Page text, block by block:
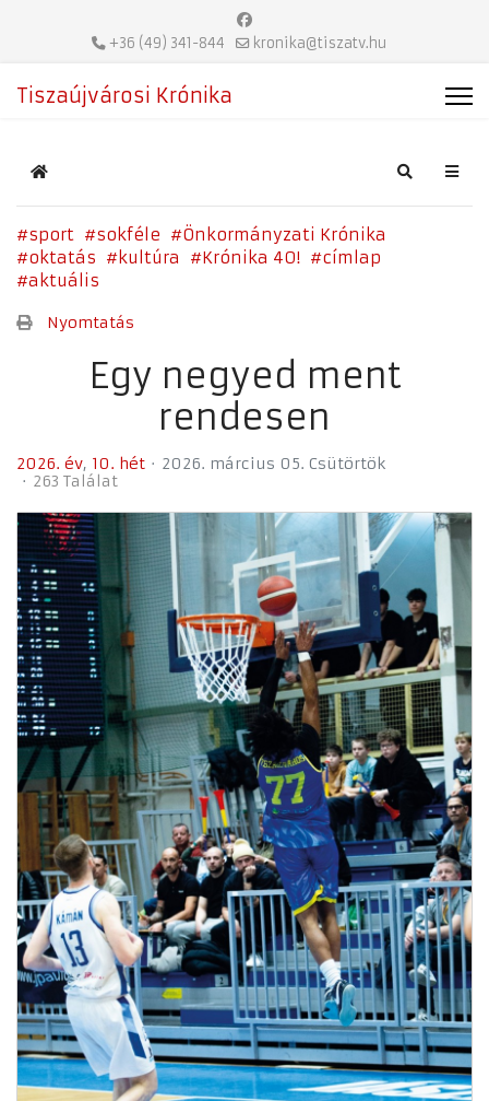
+36 (49) 341-844 kronika@tiszatv.hu
Tiszaújvárosi Krónika
Home Search
sport sokféle
Önkormányzati Krónika
oktatás
kultúra Krónika 40!
címlap
aktuális
Nyomtatás
Egy negyed ment
rendesen
2026. év 10. hét
2026. március 05. Csütörtök
263 Találat